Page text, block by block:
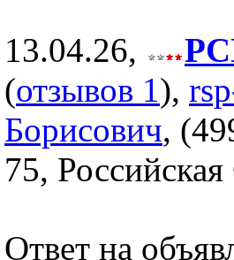
13.04.26,
(отзывов 1),
Борисович,
75,
Ответ на